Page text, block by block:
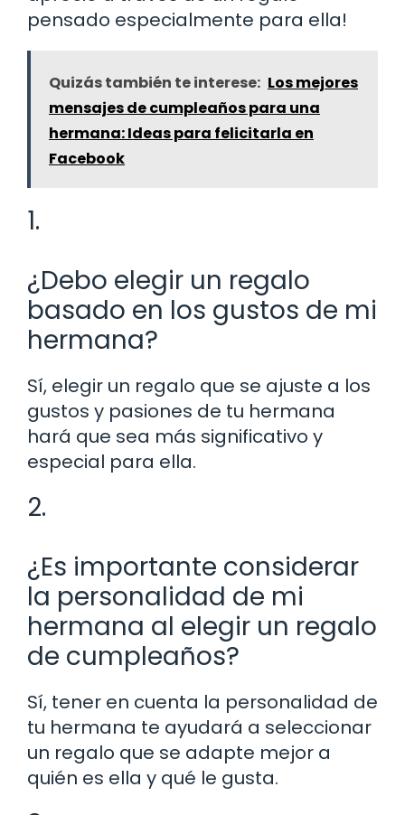
pensado especialmente para ella!
Quizás también te interese: Los mejores
mensajes de cumpleaños para una
hermana: Ideas para felicitarla en
Facebook
1.
¿Debo elegir un regalo
basado en los gustos de mi
hermana?
Sí, elegir un regalo que se ajuste a los
gustos y pasiones de tu hermana
hará que sea más significativo y
especial para ella.
2.
¿Es importante considerar
la personalidad de mi
hermana al elegir un regalo
de cumpleaños?
Sí, tener en cuenta la personalidad de
tu hermana te ayudará a seleccionar
un regalo que se adapte mejor a
quién es ella y qué le gusta.